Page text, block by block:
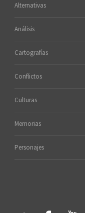
Alternativas
Análisis
Cartografías
Conflictos
Culturas
Memorias
Personajes